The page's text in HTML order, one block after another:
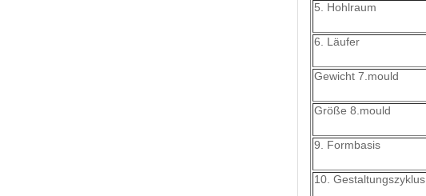
5. Hohlraum
6. Läufer
Gewicht 7.mould
Größe 8.mould
9. Formbasis
10. Gestaltungszyklus